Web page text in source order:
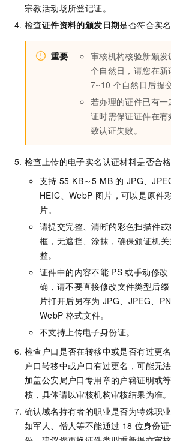
宗教活动场所登记证。
检查证件资料的颁发日期是否符合实
重要 审核机构核验新颁
个自然日，请您在
7~10 个自然日后提
若办理的证件已有
证时需保证证件在
致认证失败。
检查上传的电子实名认证材料是否合格
支持 55 KB～5 MB 的 JPG、
HEIC、WebP 图片，可以是原件
片。
请提交完整、清晰的彩色扫描件
框，无遮挡、涂抹，确保颁证机
整。
证件中的内容不能 PS 或手动修改
确，请不要直接修改文件类型后缀
片打开后另存为 JPG、JPEG、
WebP 格式文件。
不支持上传电子身份证。
检查户口是否在转移中或是否有过更名
户口转移中或户口有过更名，可能无
加盖公安局户口专用章的户籍证明或
核，具体请以审核机构审核结果为准。
确认域名持有者的职业是否为特殊职业
如军人
、僧人等不能通过 18 位身份